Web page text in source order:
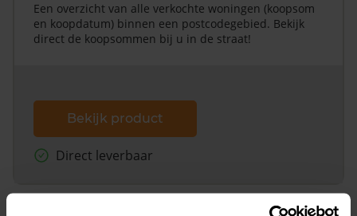
Een overzicht van alle verkochte woningen (koopsom
en koopdatum) binnen een postcodegebied. Bekijk
direct de koopsommen bij u in de straat!
Bekijk product
Direct leverbaar